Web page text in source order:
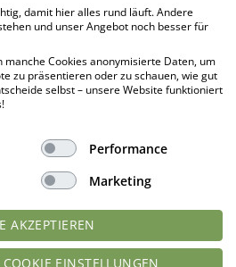
hat 35 x 25 cm) mit
und den Teig
Weil der Teig
damit hier alles rund läuft. Andere
und unser Angebot noch besser für
Cookies anonymisierte Daten, um
zu präsentieren oder zu schauen, wie gut
selbst – unsere Website funktioniert
Performance
Marketing
AKZEPTIEREN
EINSTELLUNGEN